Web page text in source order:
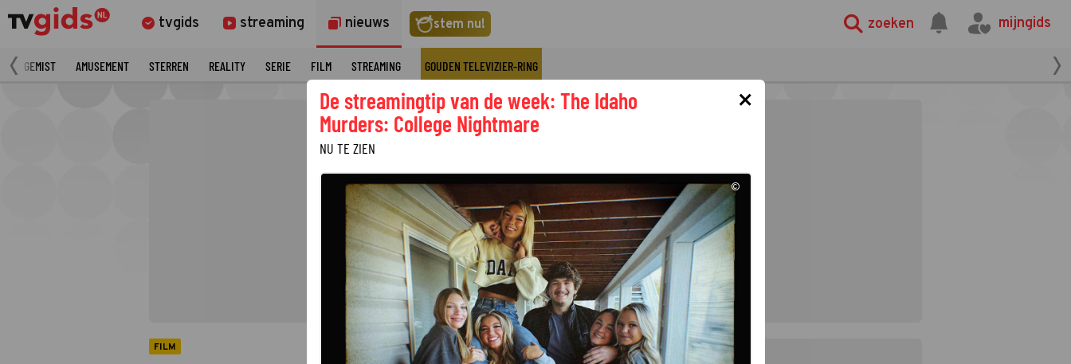
tvgids streaming nieuws stem nu! zoeken mijngids
GEMIST AMUSEMENT STERREN REALITY SERIE FILM STREAMING GOUDEN TELEVIZIER-RING
FILM
×
De streamingtip van de week: The Idaho
Murders: College Nightmare
NU TE ZIEN
©